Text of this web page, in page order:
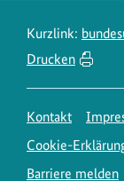
Kurzlink:
Drucken
Kontakt
Cookie-
Barriere melden